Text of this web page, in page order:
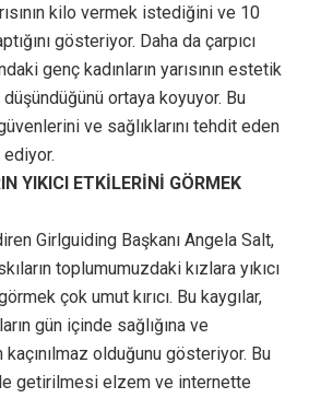
kilo vermek istediğini ve 10
gösteriyor. Daha da çarpıcı
genç kadınların yarısının estetik
ortaya koyuyor. Bu
ve sağlıklarını tehdit eden
YIKICI ETKİLERİNİ GÖRMEK
Girlguiding Başkanı Angela Salt,
toplumumuzdaki kızlara yıkıcı
çok umut kırıcı. Bu kaygılar,
gün içinde sağlığına ve
olduğunu gösteriyor. Bu
getirilmesi elzem ve internette